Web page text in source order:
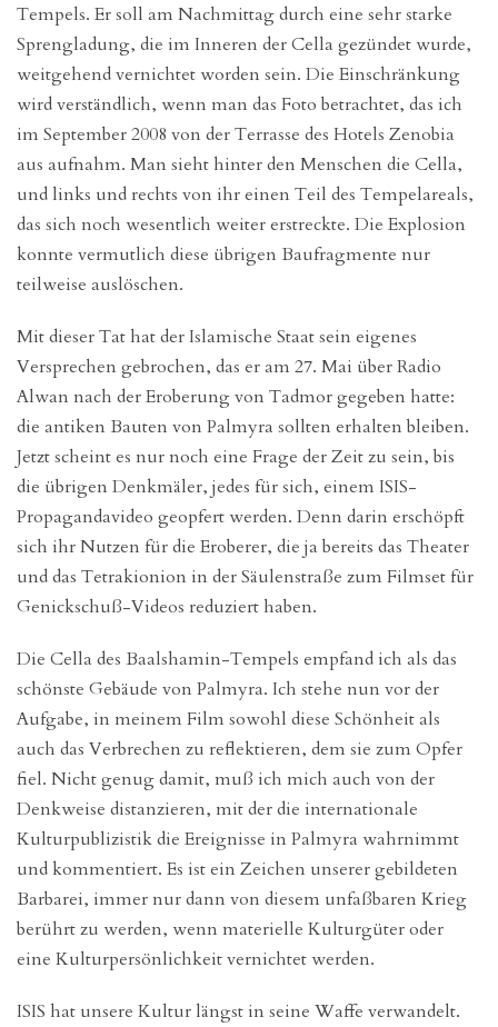
Tempels. Er soll am Nachmittag durch eine sehr starke
Sprengladung, die im Inneren der Cella gezündet wurde,
weitgehend vernichtet worden sein. Die Einschränkung
wird verständlich, wenn man das Foto betrachtet, das ich
im September 2008 von der Terrasse des Hotels Zenobia
aus aufnahm. Man sieht hinter den Menschen die Cella,
und links und rechts von ihr einen Teil des Tempelareals,
das sich noch wesentlich weiter erstreckte. Die Explosion
konnte vermutlich diese übrigen Baufragmente nur
teilweise auslöschen.
Mit dieser Tat hat der Islamische Staat sein eigenes
Versprechen gebrochen, das er am 27. Mai über Radio
Alwan nach der Eroberung von Tadmor gegeben hatte:
die antiken Bauten von Palmyra sollten erhalten bleiben.
Jetzt scheint es nur noch eine Frage der Zeit zu sein, bis
die übrigen Denkmäler, jedes für sich, einem ISIS-
Propagandavideo geopfert werden. Denn darin erschöpft
sich ihr Nutzen für die Eroberer, die ja bereits das Theater
und das Tetrakionion in der Säulenstraße zum Filmset für
Genickschuß-Videos reduziert haben.
Die Cella des Baalshamin-Tempels empfand ich als das
schönste Gebäude von Palmyra. Ich stehe nun vor der
Aufgabe, in meinem Film sowohl diese Schönheit als
auch das Verbrechen zu reflektieren, dem sie zum Opfer
fiel. Nicht genug damit, muß ich mich auch von der
Denkweise distanzieren, mit der die internationale
Kulturpublizistik die Ereignisse in Palmyra wahrnimmt
und kommentiert. Es ist ein Zeichen unserer gebildeten
Barbarei, immer nur dann von diesem unfaßbaren Krieg
berührt zu werden, wenn materielle Kulturgüter oder
eine Kulturpersönlichkeit vernichtet werden.
ISIS hat unsere Kultur längst in seine Waffe verwandelt.